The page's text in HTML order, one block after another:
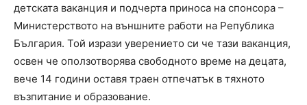
детската ваканция и подчерта приноса на спонсора –
Министерството на външните работи на Република
България. Той изрази уверението си че тази ваканция,
освен че оползотворява свободното време на децата,
вече 14 години оставя траен отпечатък в тяхното
възпитание и образование.